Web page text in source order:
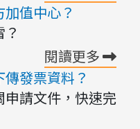
值中心？
閱讀更多
發票資料？
請文件，快速完